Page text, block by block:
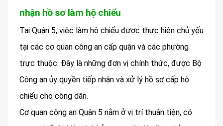
nhận hồ sơ làm hộ chiếu
Tại Quận 5, việc làm hộ chiếu được thực hiện chủ yếu
tại các cơ quan công an cấp quận và các phường
trực thuộc. Đây là những đơn vị chính thức, được Bộ
Công an ủy quyền tiếp nhận và xử lý hồ sơ cấp hộ
chiếu cho công dân.
Cơ quan công an Quận 5 nằm ở vị trí thuận tiện, có